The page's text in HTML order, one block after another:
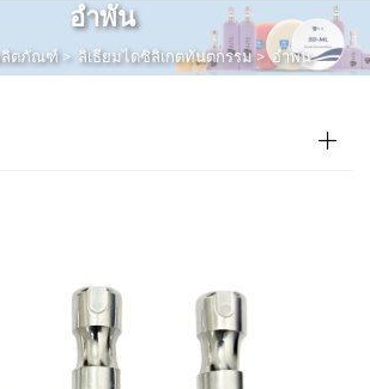
อำพัน
ลิตภัณฑ์> ลิเธียมไดซิลิเกตทันตกรรม>อำพัน